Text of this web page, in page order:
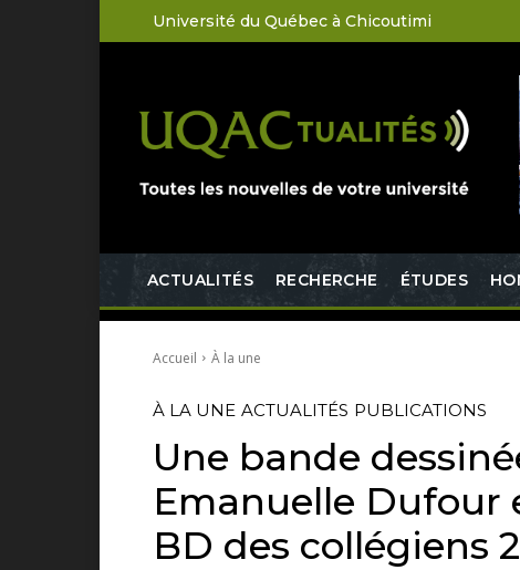
Université du Québec à Chicoutimi
ACTUALITÉS RECHERCHE ÉTUDES
Accueil À la une
À LA UNE ACTUALITÉS PUBLICATIONS
Une bande
Emanuelle Dufour
BD des collégiens